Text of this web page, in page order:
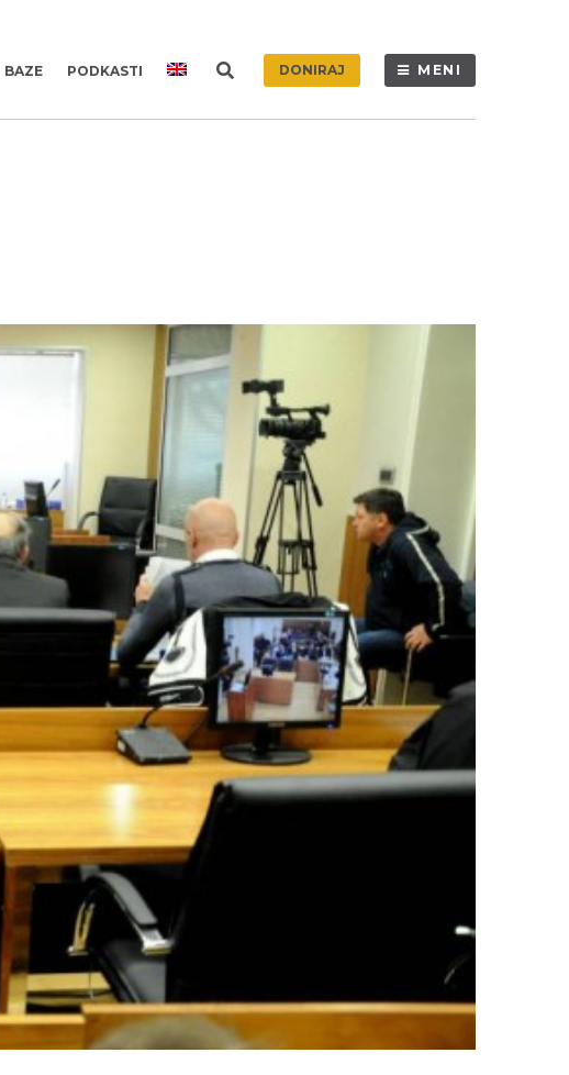
BAZE PODKASTI DONIRAJ MENI